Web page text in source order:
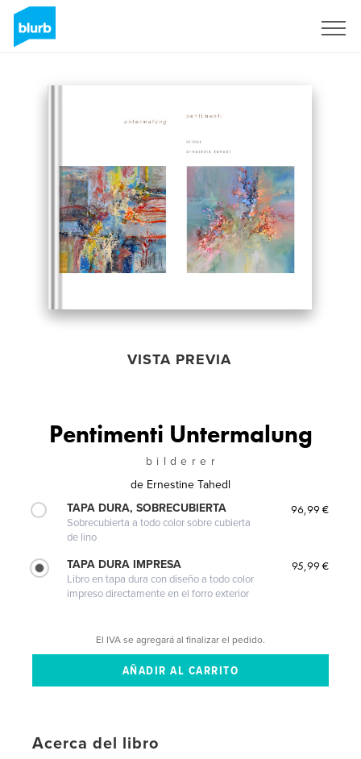
VISTA PREVIA
Pentimenti Untermalung
b i l d e r e r
de Ernestine Tahedl
TAPA DURA, SOBRECUBIERTA
Sobrecubierta a todo color sobre cubierta
de lino
96,99 €
TAPA DURA IMPRESA
Libro en tapa dura con diseño a todo color
impreso directamente en el forro exterior
95,99 €
El IVA se agregará al finalizar el pedido.
Acerca del libro